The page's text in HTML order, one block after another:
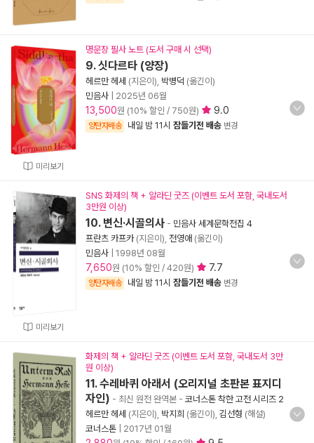
미리보기
명문장 필사 노트 (도서 구매 시 선택)
9. 싯다르타 (양장)
헤르만 헤세 (지은이), 박병덕 (옮긴이)
민음사
2025년 06월
13,500원 (10% 할인 / 750원) 9.0
양탄자배송 내일 밤 11시 잠들기전 배송 변경
미리보기
SNS 화제의 책 + 알라딘 굿즈 (이벤트 도서 포함, 국내도서
3만원 이상)
10. 변신·시골의사 - 민음사 세계문학전집 4
프란츠 카프카(지은이), 전영애 (옮긴이)
민음사
1998년 08월
7,650원 (10% 할인 / 420원) 7.7
양탄자배송 내일 밤 11시 잠들기전 배송 변경
화제의 책 + 알라딘 굿즈 (이벤트 도서 포함, 국내도서 3만
원 이상)
11. 수레바퀴 아래서 (오리지널 초판본 표지디
자인) - 최신 원전 완역본 - 코너스톤 착한 고전 시리즈 2
헤르만 헤세 (지은이), 박지희 (옮긴이), 김선형 (해설)
코너스톤
2017년 01월